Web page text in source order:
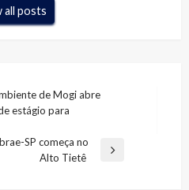
all posts
de Mogi abre
estágio para
SP começa no
Alto Tietê